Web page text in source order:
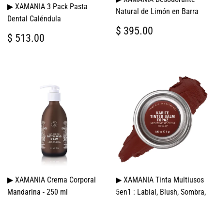
▶ XAMANIA 3 Pack Pasta
Dental Caléndula
PRECIO
HABITUAL
$ 513.00
Natural de Limón en Barra
PRECIO
HABITUAL
$ 395.00
▶ XAMANIA Crema Corporal
Mandarina - 250 ml
▶ XAMANIA Tinta Multiusos
5en1 : Labial, Blush, Sombra,